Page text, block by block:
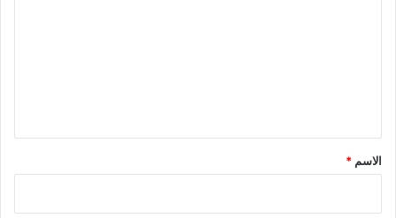
*
الاسم *